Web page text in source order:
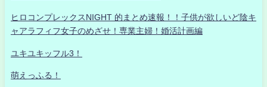
ヒロコンプレックスNIGHT 的まとめ速報！！子供が欲しいど陰キ
ャアラフィフ女子のめざせ！専業主婦！婚活計画編
ユキユキッフル3！
萌えっふる！